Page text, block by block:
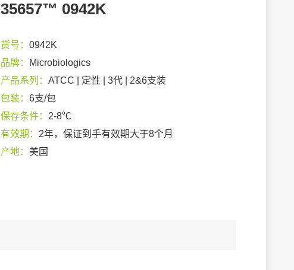
35657™ 0942K
货号： 0942K
品牌：
Microbiologics
产品系列： ATCC | 定性 | 3代 | 2&6支装
包装： 6支/包
保存条件： 2-8℃
有效期： 2年，保证到手有效期大于8个月
产地： 美国